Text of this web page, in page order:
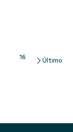
intermediárias
Página
16